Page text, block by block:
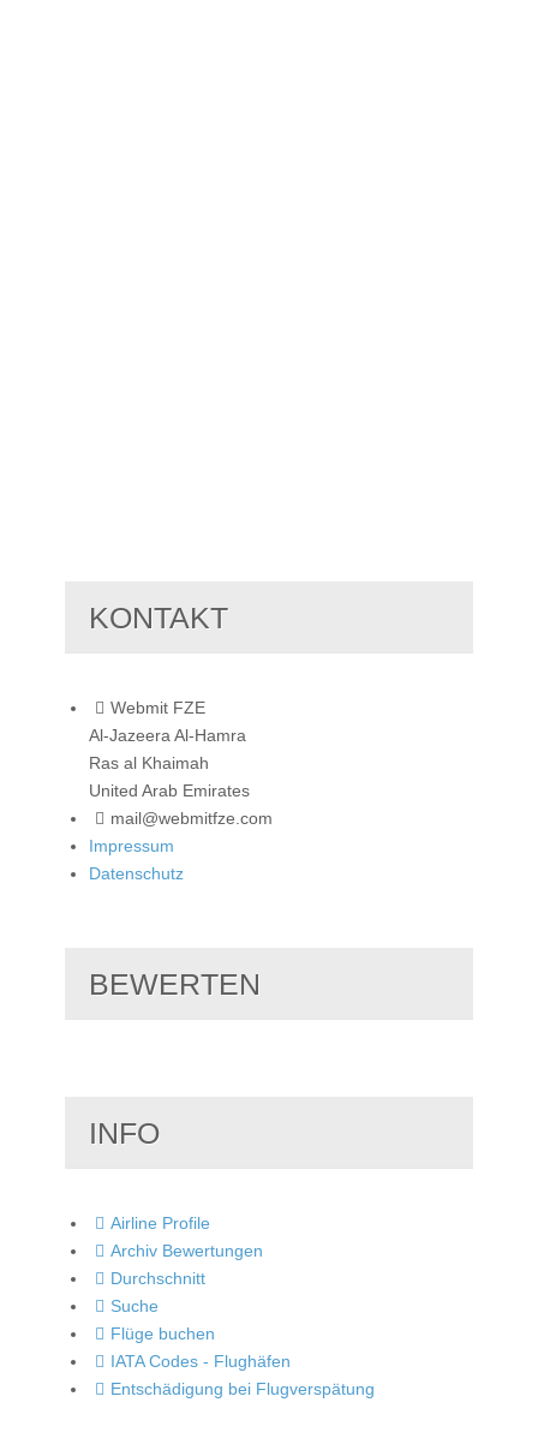
KONTAKT
Webmit FZE
Al-Jazeera Al-Hamra
Ras al Khaimah
United Arab Emirates
mail@webmitfze.com
Impressum
Datenschutz
BEWERTEN
INFO
Airline Profile
Archiv Bewertungen
Durchschnitt
Suche
Flüge buchen
IATA Codes - Flughäfen
Entschädigung bei Flugverspätung